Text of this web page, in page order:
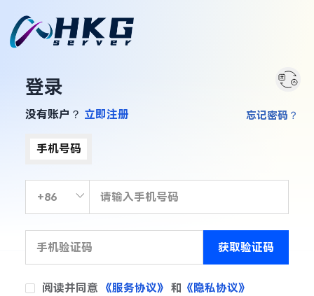
登录
没有账户？ 立即注册
手机号码
获取验证码
阅读并同意 《服务协议》 和 《隐私协议》
忘记密码？